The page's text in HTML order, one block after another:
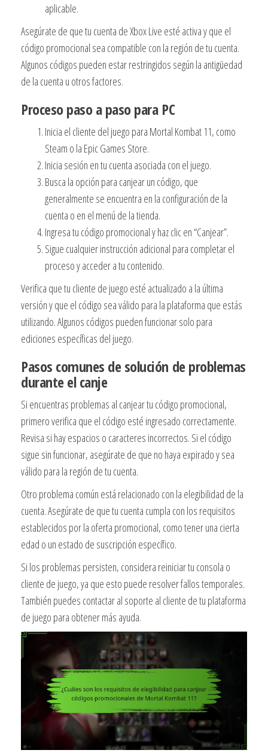
aplicable.
Asegúrate de que tu cuenta de Xbox Live esté activa y que el
código promocional sea compatible con la región de tu cuenta.
Algunos códigos pueden estar restringidos según la antigüedad
de la cuenta u otros factores.
Proceso paso a paso para PC
Inicia el cliente del juego para Mortal Kombat 11, como
Steam o la Epic Games Store.
Inicia sesión en tu cuenta asociada con el juego.
Busca la opción para canjear un código, que
generalmente se encuentra en la configuración de la
cuenta o en el menú de la tienda.
Ingresa tu código promocional y haz clic en “Canjear”.
Sigue cualquier instrucción adicional para completar el
proceso y acceder a tu contenido.
Verifica que tu cliente de juego esté actualizado a la última
versión y que el código sea válido para la plataforma que estás
utilizando. Algunos códigos pueden funcionar solo para
ediciones específicas del juego.
Pasos comunes de solución de problemas
durante el canje
Si encuentras problemas al canjear tu código promocional,
primero verifica que el código esté ingresado correctamente.
Revisa si hay espacios o caracteres incorrectos. Si el código
sigue sin funcionar, asegúrate de que no haya expirado y sea
válido para la región de tu cuenta.
Otro problema común está relacionado con la elegibilidad de la
cuenta. Asegúrate de que tu cuenta cumpla con los requisitos
establecidos por la oferta promocional, como tener una cierta
edad o un estado de suscripción específico.
Si los problemas persisten, considera reiniciar tu consola o
cliente de juego, ya que esto puede resolver fallos temporales.
También puedes contactar al soporte al cliente de tu plataforma
de juego para obtener más ayuda.